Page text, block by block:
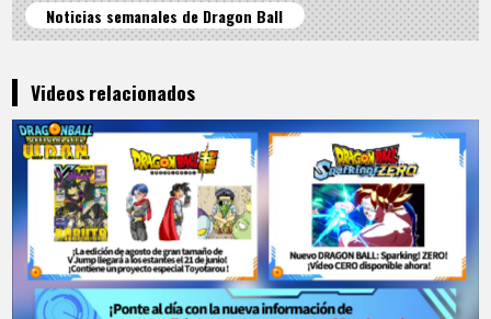
Noticias semanales de Dragon Ball
Videos relacionados